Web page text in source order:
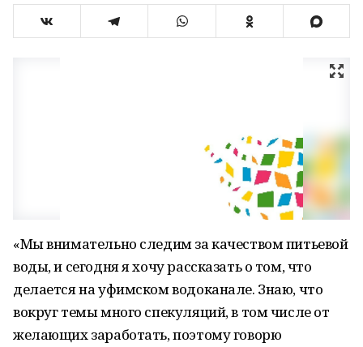
«Мы внимательно следим за качеством питьевой
воды, и сегодня я хочу рассказать о том, что
делается на уфимском водоканале. Знаю, что
вокруг темы много спекуляций, в том числе от
желающих заработать, поэтому говорю